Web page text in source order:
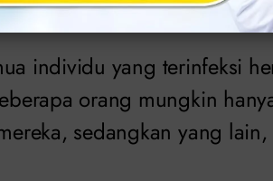
individu yang terinfeksi
orang mungkin
sedangkan yang